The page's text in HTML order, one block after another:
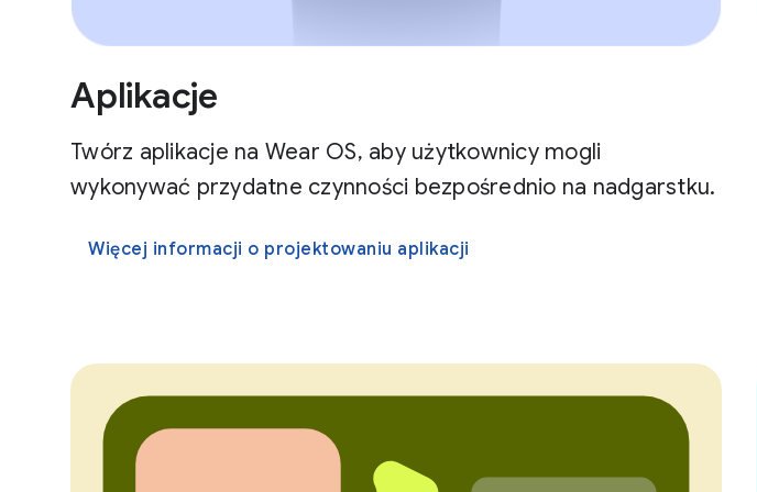
Aplikacje
Twórz aplikacje na Wear OS, aby użytkownicy mogli
wykonywać przydatne czynności bezpośrednio na nadgarstku.
Więcej informacji o projektowaniu aplikacji